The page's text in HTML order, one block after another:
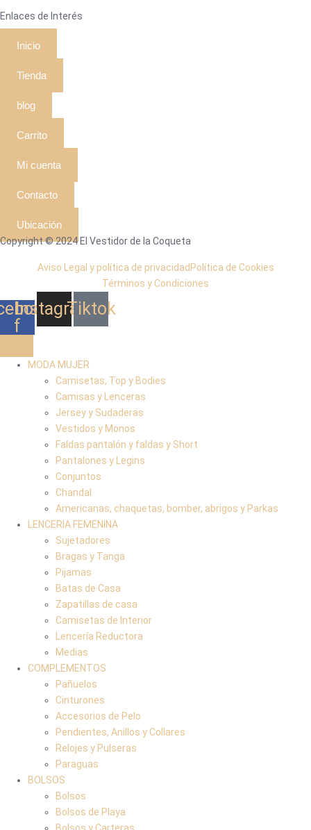
Enlaces de Interés
Inicio
Tienda
blog
Carrito
Mi cuenta
Contacto
Ubicación
Copyright © 2024 El Vestidor de la Coqueta
Aviso Legal y política de privacidad Política de Cookies
Términos y Condiciones
f
Instagram
Tiktok
MODA MUJER
Camisetas, Top y Bodies
Camisas y Lenceras
Jersey y Sudaderas
Vestidos y Monos
Faldas pantalón y faldas y Short
Pantalones y Legins
Conjuntos
Chandal
Americanas, chaquetas, bomber, abrigos y Parkas
LENCERIA FEMENINA
Sujetadores
Bragas y Tanga
Pijamas
Batas de Casa
Zapatillas de casa
Camisetas de Interior
Lencería Reductora
Medias
COMPLEMENTOS
Pañuelos
Cinturones
Accesorios de Pelo
Pendientes, Anillos y Collares
Relojes y Pulseras
Paraguas
BOLSOS
Bolsos
Bolsos de Playa